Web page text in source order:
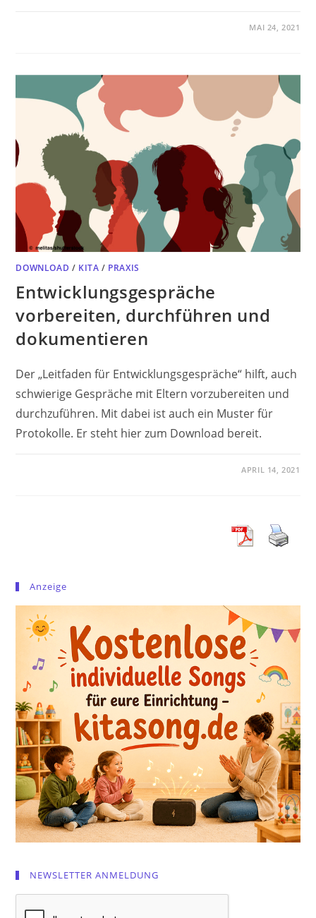
MAI 24, 2021
DOWNLOAD / KITA / PRAXIS
Entwicklungsgespräche
vorbereiten, durchführen und
dokumentieren
Der „Leitfaden für Entwicklungsgespräche“ hilft, auch
schwierige Gespräche mit Eltern vorzubereiten und
durchzuführen. Mit dabei ist auch ein Muster für
Protokolle. Er steht hier zum Download bereit.
APRIL 14, 2021
Anzeige
NEWSLETTER ANMELDUNG